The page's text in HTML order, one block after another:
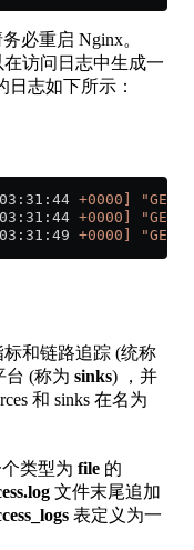
务必重启 Nginx。
访问日志中生成一
日志如下所示：
+0000]
"GET
+0000]
"GET
+0000] "GET
和链路追踪 (统称
台 (称为 sinks) ，并
和 sinks 在名为
类型为 file 的
文件末尾追加
表定义为一